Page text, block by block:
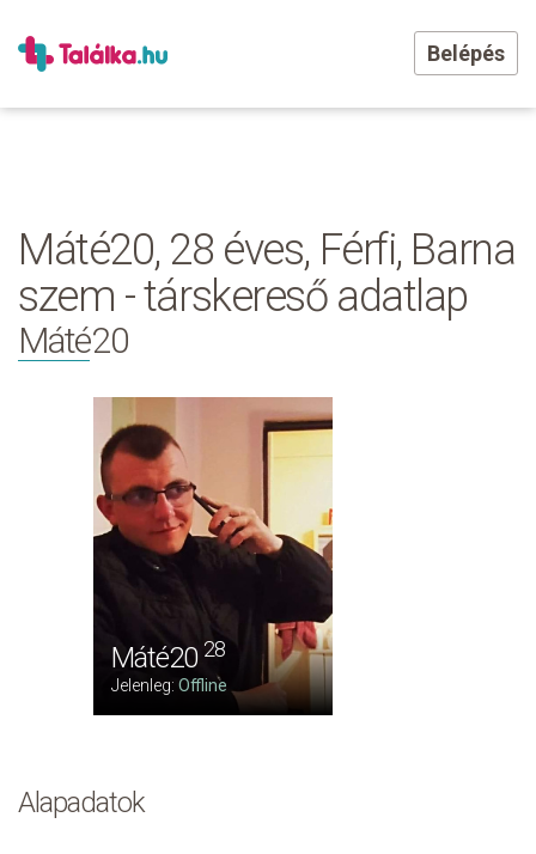
Belépés
Máté20, 28 éves, Férfi, Barna
szem - társkereső adatlap
Máté20
Máté20 28
Jelenleg: Offline
Alapadatok